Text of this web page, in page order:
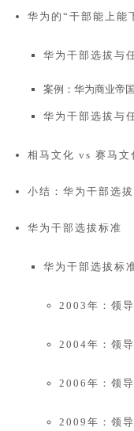
华为的“干部能上能
华为干部选拔与
案例：华为商业帝
华为干部选拔与
相马文化 vs 赛马文
小结：华为干部选
华为干部选拔标准
华为干部选拔标
2003年：领
2004年：领
2006年：领
2009年：领